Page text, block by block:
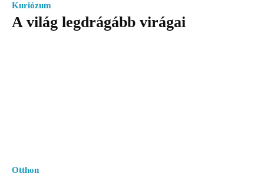
Kuriózum
A világ legdrágább virágai
Otthon